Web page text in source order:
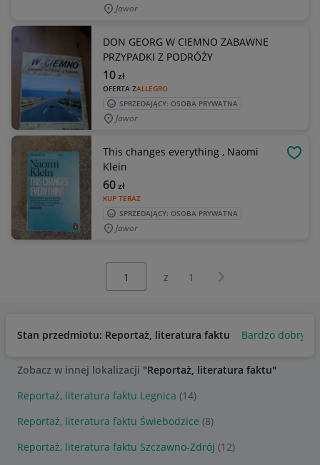
Jawor
DON GEORG W CIEMNO ZABAWNE
PRZYPADKI Z PODRÓŻY
OFERTA ZALLEGRO
10zł
SPRZEDAJĄCY: OSOBA PRYWATNA
Jawor
This changes everything , Naomi
Klein
KUP TERAZ
60zł
SPRZEDAJĄCY: OSOBA PRYWATNA
Jawor
z 1 Następna strona
Stan przedmiotu: Reportaż, literatura faktu Bardzo dobry
Zobacz w innej lokalizacji "Reportaż, literatura faktu"
Reportaż, literatura faktu Legnica (14)
Reportaż, literatura faktu Świebodzice (8)
Reportaż, literatura faktu Szczawno-Zdrój (12)